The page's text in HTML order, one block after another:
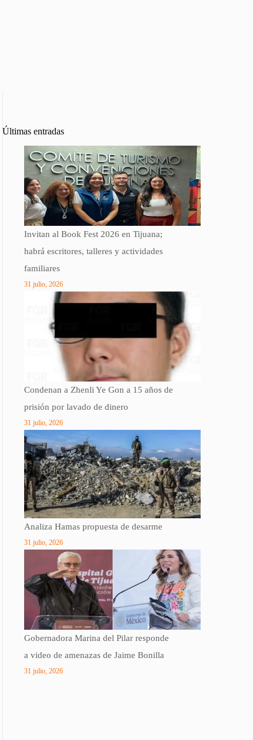
Últimas entradas
Invitan al Book Fest 2026 en Tijuana;
habrá escritores, talleres y actividades
familiares
31 julio, 2026
Condenan a Zhenli Ye Gon a 15 años de
prisión por lavado de dinero
31 julio, 2026
Analiza Hamas propuesta de desarme
31 julio, 2026
Gobernadora Marina del Pilar responde
a video de amenazas de Jaime Bonilla
31 julio, 2026